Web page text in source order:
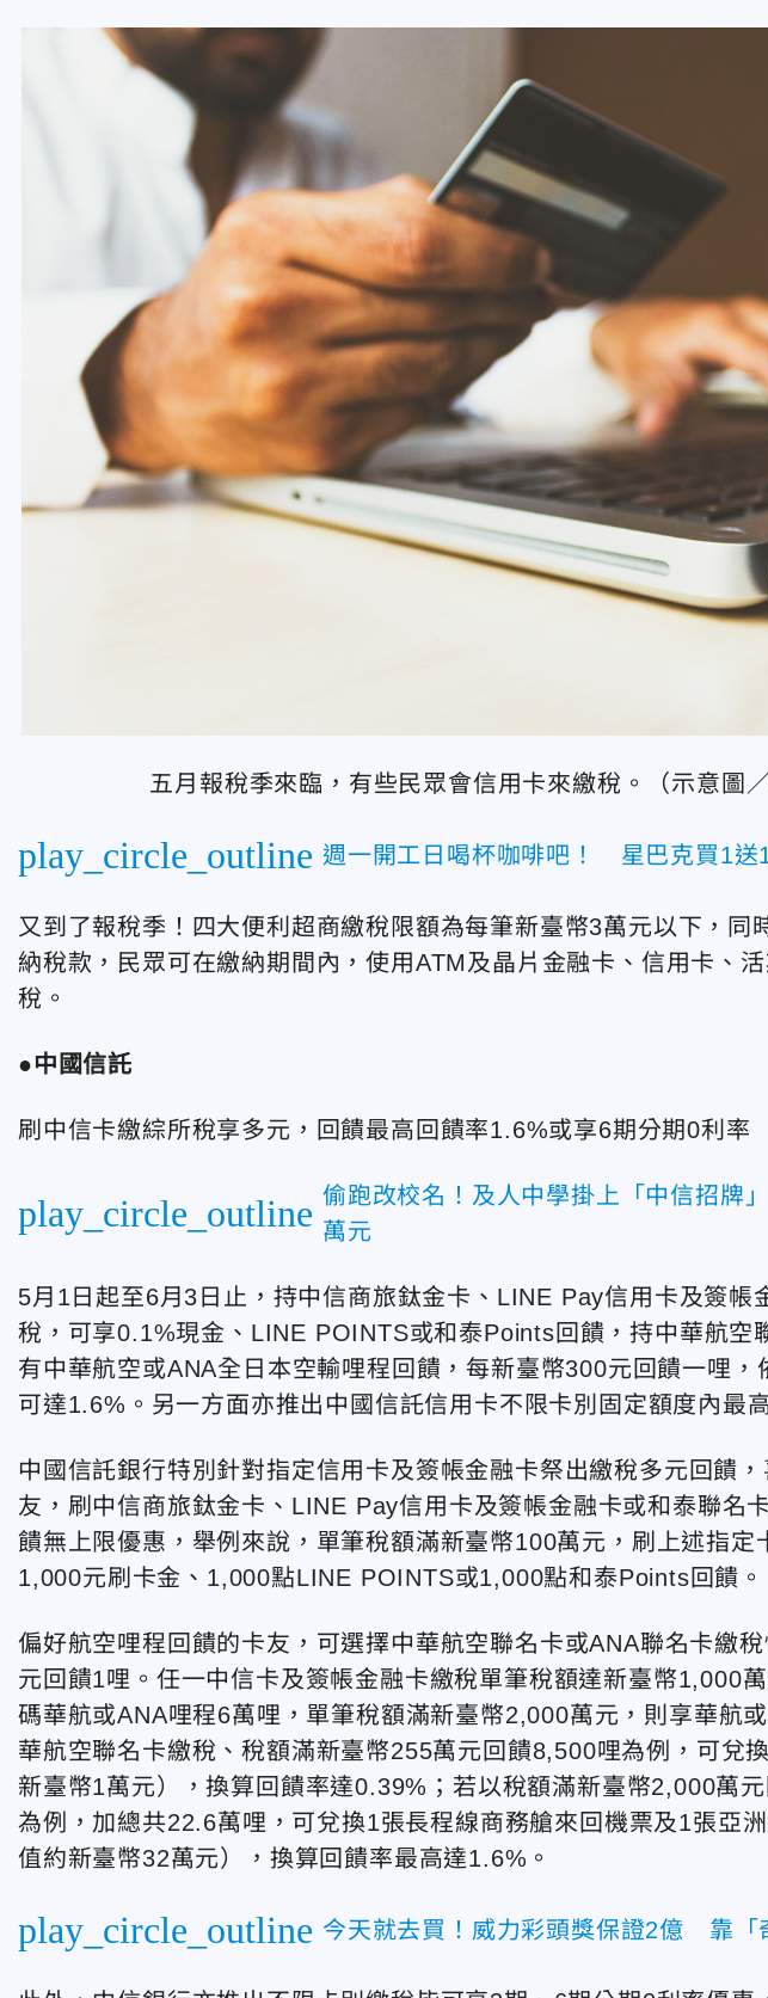
五月報稅季來臨，有些民眾會信用卡來繳稅。（示意圖
play_circle_outline 週一開工日喝杯咖啡吧！ 星巴克買1送
又到了報稅季！四大便利超商繳稅限額為每筆新臺幣3萬元以下，同
納稅款，民眾可在繳納期間內，使用ATM及晶片金融卡、信用卡、
稅。
●中國信託
刷中信卡繳綜所稅享多元，回饋最高回饋率1.6%或享6期分期0利率
play_circle_outline 偷跑改校名！及人中學掛上「中信招牌
萬元
5月1日起至6月3日止，持中信商旅鈦金卡、LINE Pay信用卡及簽帳
稅，可享0.1%現金、LINE POINTS或和泰Points回饋，持中華航空
有中華航空或ANA全日本空輸哩程回饋，每新臺幣300元回饋一哩，
可達1.6%。另一方面亦推出中國信託信用卡不限卡別固定額度內最
中國信託銀行特別針對指定信用卡及簽帳金融卡祭出繳稅多元回饋
友，刷中信商旅鈦金卡、LINE Pay信用卡及簽帳金融卡或和泰聯名
饋無上限優惠，舉例來說，單筆稅額滿新臺幣100萬元，刷上述指定
1,000元刷卡金、1,000點LINE POINTS或1,000點和泰Points回饋。
偏好航空哩程回饋的卡友，可選擇中華航空聯名卡或ANA聯名卡繳
元回饋1哩。任一中信卡及簽帳金融卡繳稅單筆稅額達新臺幣1,000
碼華航或ANA哩程6萬哩，單筆稅額滿新臺幣2,000萬元，則享華航
華航空聯名卡繳稅、稅額滿新臺幣255萬元回饋8,500哩為例，可兌
新臺幣1萬元），換算回饋率達0.39%；若以稅額滿新臺幣2,000萬
為例，加總共22.6萬哩，可兌換1張長程線商務艙來回機票及1張亞
值約新臺幣32萬元），換算回饋率最高達1.6%。
play_circle_outline 今天就去買！威力彩頭獎保證2億 靠「